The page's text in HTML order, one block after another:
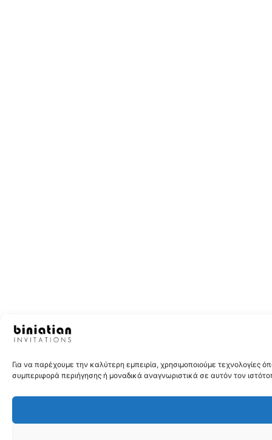
Για να παρέχουμε την καλύτερη εμπειρία, χρησιμοποιούμε
συμπεριφορά περιήγησης ή μοναδικά αναγνωριστικά σε αυτόν τον